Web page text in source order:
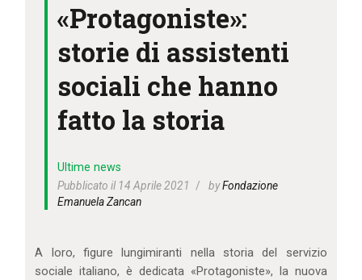
ATTIVITÀ E PROGETTI
PUBBLICAZIONI
RISORSE
NEWS
DONA ORA
IL MIO ACCOUNT
CARRELLO
«Protagoniste»:
storie di assistenti
sociali che hanno
fatto la storia
Ultime news
Pubblicato il 14 Aprile 2021
byFondazione
Emanuela Zancan
A loro, figure lungimiranti nella storia del servizio
sociale italiano, è dedicata «Protagoniste», la nuova